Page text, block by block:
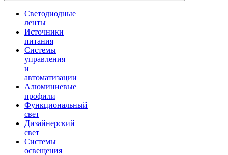
Светодиодные
ленты
Источники
питания
Системы
управления
и
автоматизации
Алюминиевые
профили
Функциональный
свет
Дизайнерский
свет
Системы
освещения